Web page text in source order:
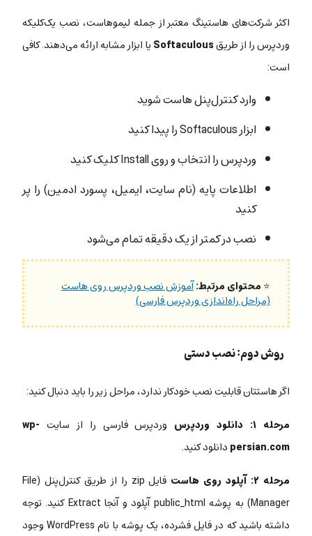
اکثر شرکت‌های هاستینگ معتبر از جمله لیموهاست، نصب یک‌کلیکه
وردپرس را از طریقSoftaculousیا ابزار مشابه ارائه می‌دهند. کافی
است:
وارد کنترل‌پنل هاست شوید
ابزار Softaculous را پیدا کنید
وردپرس را انتخاب و روی Install کلیک کنید
اطلاعات پایه (نام سایت، ایمیل، پسورد ادمین) را پر
کنید
نصب در کمتر از یک دقیقه تمام می‌شود
⭐محتوای مرتبط:آموزش نصب وردپرس روی هاست
(مراحل راه‌اندازی وردپرس فارسی)
روش دوم: نصب دستی
اگر هاستتان قابلیت نصب خودکار ندارد، مراحل زیر را باید دنبال کنید:
مرحله ۱: دانلود وردپرس
وردپرس فارسی را از سایت wp-
persian.comدانلود کنید.
مرحله ۲: آپلود روی هاست
فایل zip را از طریق کنترل‌پنل (File
Manager) به پوشه
public_html
آپلود و آنجا Extract کنید. توجه
داشته باشید که در فایل فشرده، یک پوشه با نام WordPress وجود